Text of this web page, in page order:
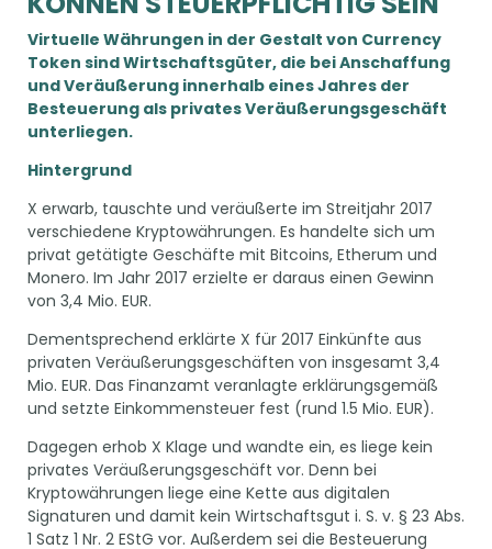
Virtuelle Währungen in der Gestalt von Currency
Token sind Wirtschaftsgüter, die bei Anschaffung
und Veräußerung innerhalb eines Jahres der
Besteuerung als privates Veräußerungsgeschäft
unterliegen.
Hintergrund
X erwarb, tauschte und veräußerte im Streitjahr 2017
verschiedene Kryptowährungen. Es handelte sich um
privat getätigte Geschäfte mit Bitcoins, Etherum und
Monero. Im Jahr 2017 erzielte er daraus einen Gewinn
von 3,4 Mio. EUR.
Dementsprechend erklärte X für 2017 Einkünfte aus
privaten Veräußerungsgeschäften von insgesamt 3,4
Mio. EUR. Das Finanzamt veranlagte erklärungsgemäß
und setzte Einkommensteuer fest (rund 1.5 Mio. EUR).
Dagegen erhob X Klage und wandte ein, es liege kein
privates Veräußerungsgeschäft vor. Denn bei
Kryptowährungen liege eine Kette aus digitalen
Signaturen und damit kein Wirtschaftsgut i. S. v. § 23 Abs.
1 Satz 1 Nr. 2 EStG vor. Außerdem sei die Besteuerung